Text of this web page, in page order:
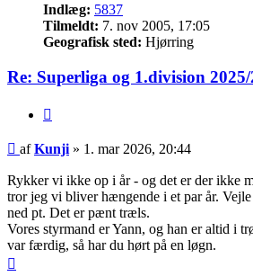
Indlæg: 5837
Tilmeldt: 7. nov 2005, 17:05
Geografisk sted: Hjørring
Re: Superliga og 1.division 2025/
Indlæg
afKunji » 1. mar 2026, 20:44
Rykker vi ikke op i år - og det er der ikke
tror jeg vi bliver hængende i et par år.
ned pt. Det er pænt træls.
Vores styrmand er Yann, og han er altid i
var færdig, så har du hørt på en løgn.